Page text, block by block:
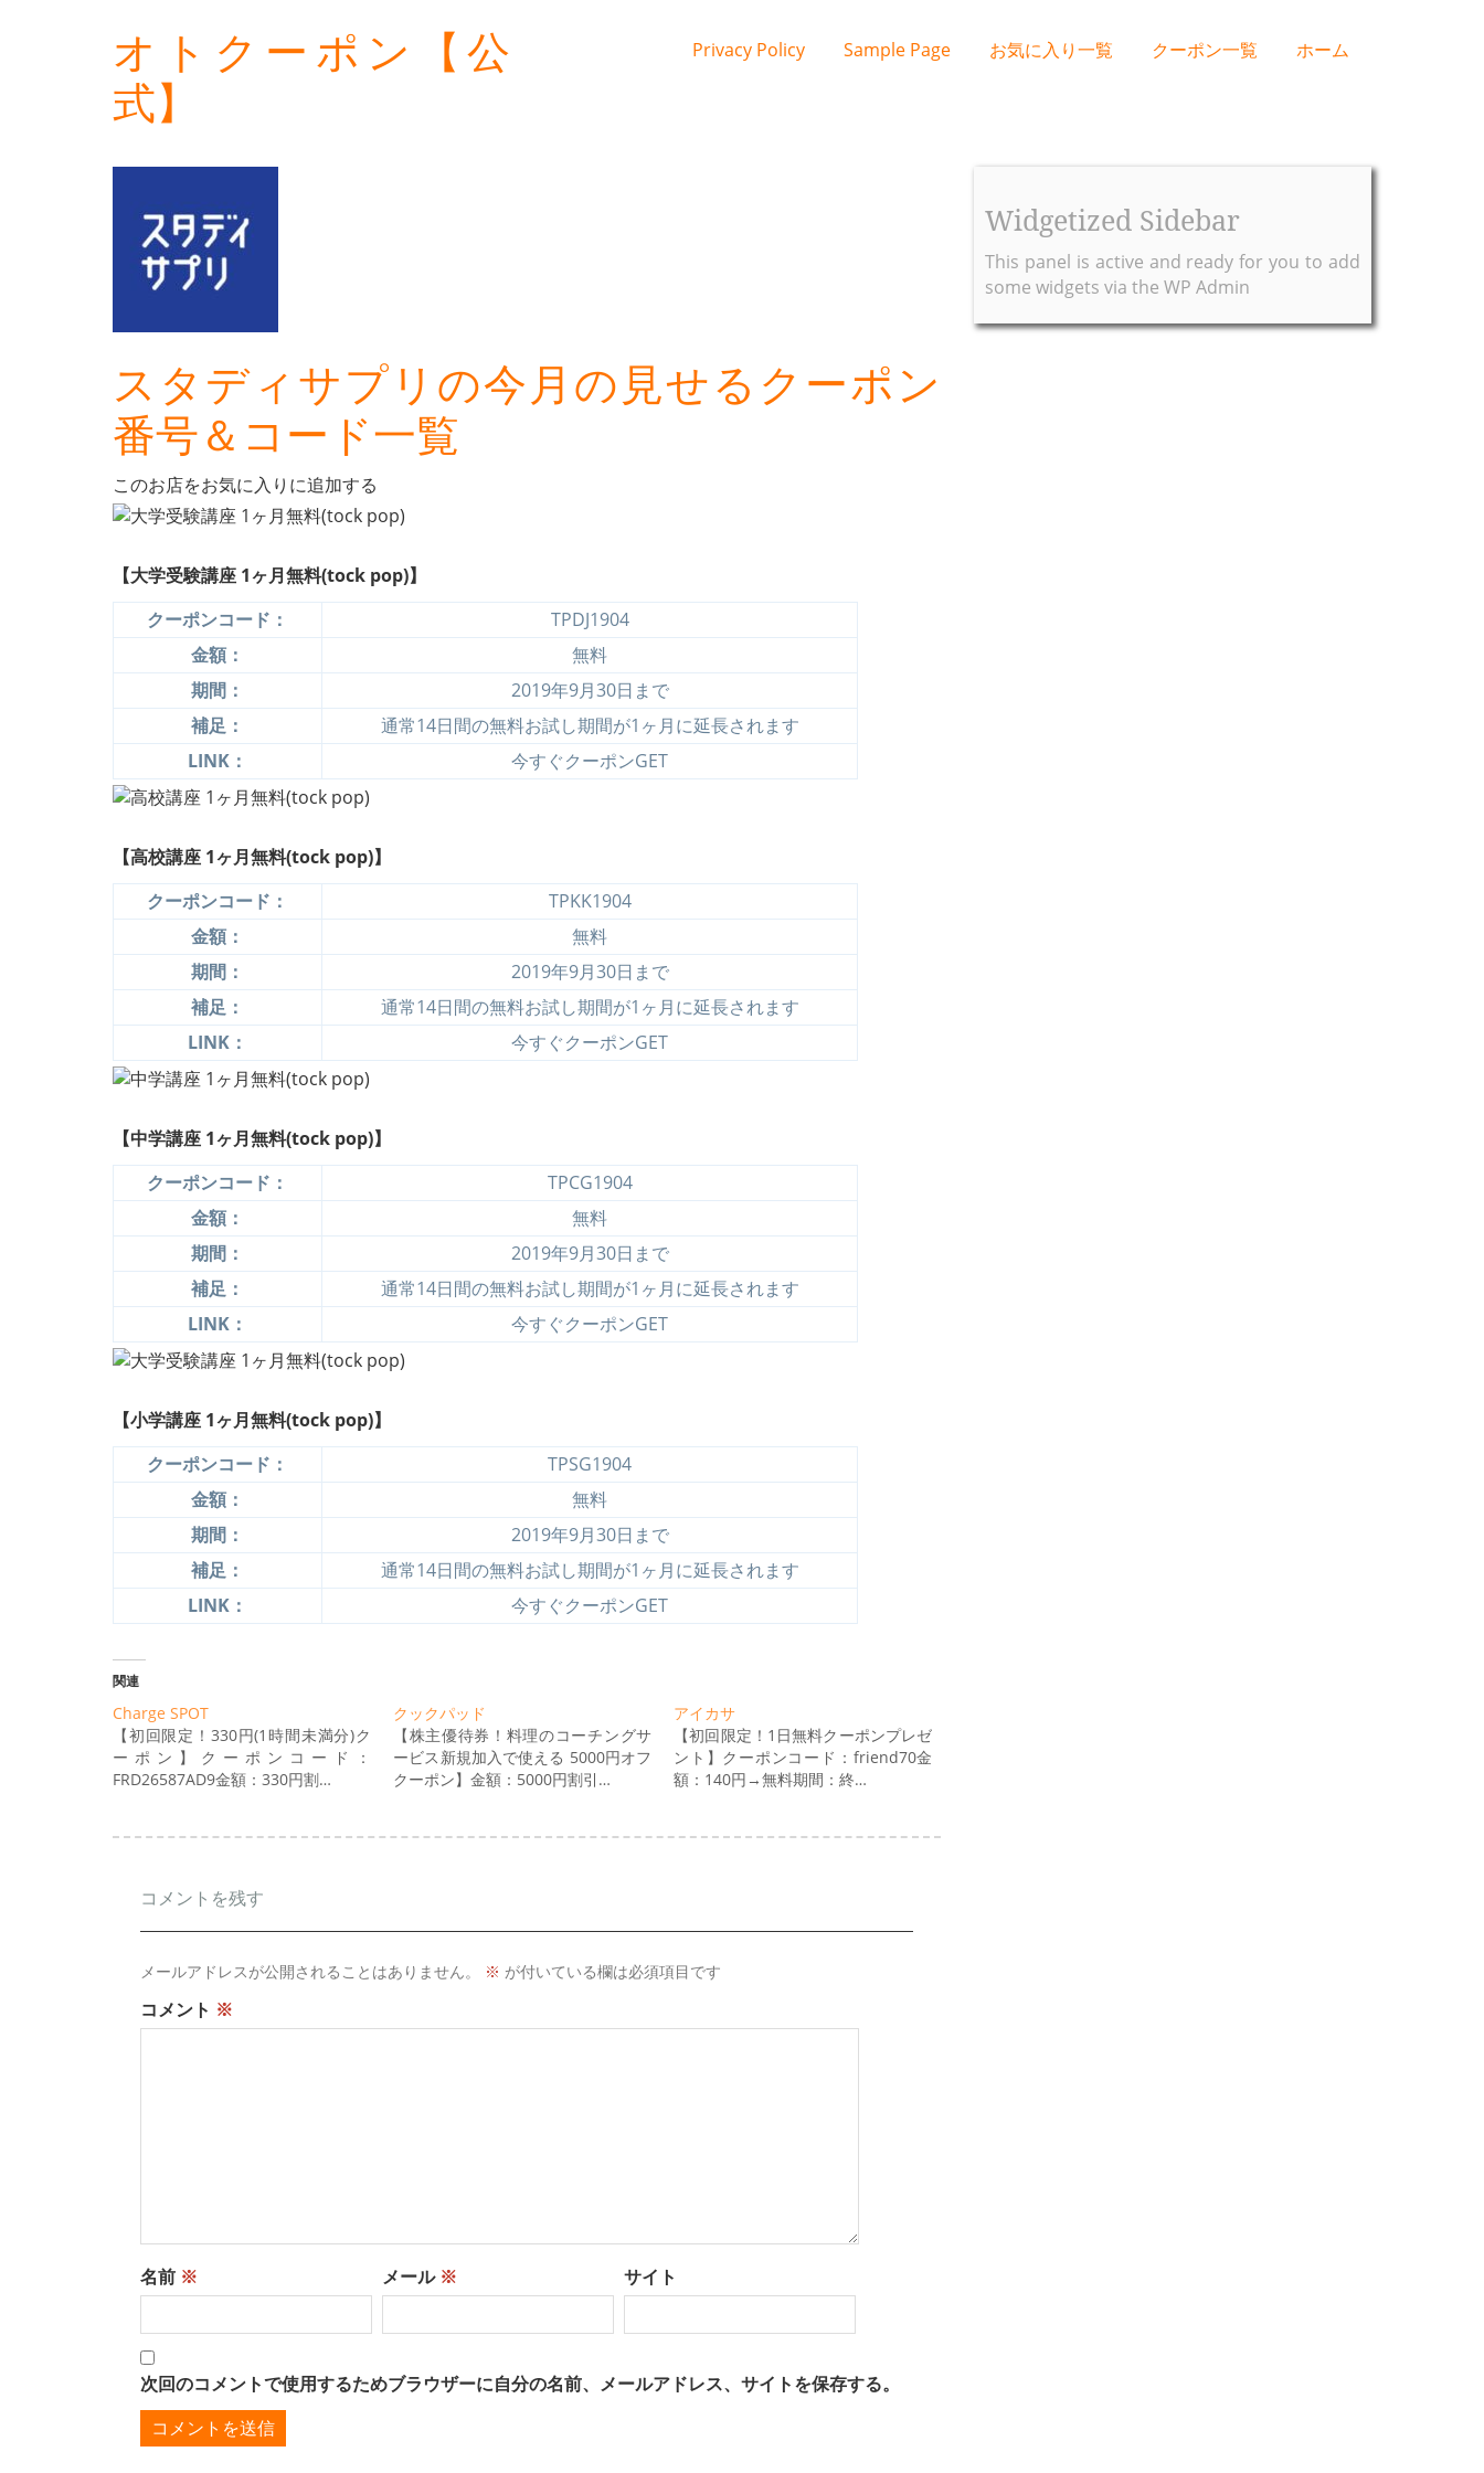
オトクーポン【公
式】
Privacy Policy Sample Page お気に入り一覧 クーポン一覧 ホーム
スタディサプリの今月の見せるクーポン
番号＆コード一覧
このお店をお気に入りに追加する
【大学受験講座 1ヶ月無料(tock pop)】
クーポンコード：
TPDJ1904
金額：
無料
期間：
2019年9月30日まで
補足：
通常14日間の無料お試し期間が1ヶ月に延長されます
LINK：
今すぐクーポンGET
【高校講座 1ヶ月無料(tock pop)】
クーポンコード：
TPKK1904
金額：
無料
期間：
2019年9月30日まで
補足：
通常14日間の無料お試し期間が1ヶ月に延長されます
LINK：
今すぐクーポンGET
【中学講座 1ヶ月無料(tock pop)】
クーポンコード：
TPCG1904
金額：
無料
期間：
2019年9月30日まで
補足：
通常14日間の無料お試し期間が1ヶ月に延長されます
LINK：
今すぐクーポンGET
【小学講座 1ヶ月無料(tock pop)】
クーポンコード：
TPSG1904
金額：
無料
期間：
2019年9月30日まで
補足：
通常14日間の無料お試し期間が1ヶ月に延長されます
LINK：
今すぐクーポンGET
関連
Charge SPOT
【初回限定！330円(1時間未満分)ク
ーポン】クーポンコード：
FRD26587AD9金額：330円割…
クックパッド
【株主優待券！料理のコーチングサ
ービス新規加入で使える 5000円オフ
クーポン】金額：5000円割引…
アイカサ
【初回限定！1日無料クーポンプレゼ
ント】クーポンコード：friend70金
額：140円→無料期間：終…
コメントを残す
メールアドレスが公開されることはありません。 ※ が付いている欄は必須項目です
コメント ※
名前 ※ メール ※ サイト
次回のコメントで使用するためブラウザーに自分の名前、メールアドレス、サイトを保存する。
Widgetized Sidebar
This panel is active and ready for you to add
some widgets via the WP Admin